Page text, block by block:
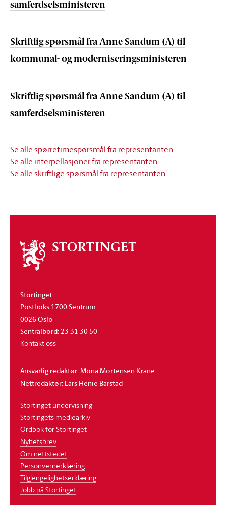
samferdselsministeren
Skriftlig spørsmål fra Anne Sandum (A) til
kommunal- og moderniseringsministeren
Skriftlig spørsmål fra Anne Sandum (A) til
samferdselsministeren
Se alle spørretimespørsmål fra representanten
Se alle interpellasjoner fra representanten
Se alle skriftlige spørsmål fra representanten
Om
stortinget
Stortinget
Postboks 1700 Sentrum
0026 Oslo
Sentralbord: 23 31 30 50
Kontakt oss
Ansvarlig redaktør: Mona Mortensen Krane
Nettredaktør: Lars Henie Barstad
Stortinget undervisning
Stortingets mediearkiv
Ordbok for Stortinget
Nyhetsbrev
Om nettstedet
Personvernerklæring
Tilgjengelighetserklæring
Jobb på Stortinget